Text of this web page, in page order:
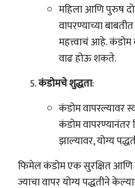
महिला आणि पुरुष
वापरण्याच्या
महत्त्वाचं आहे. कंडोम
वाढ होऊ शकते.
कंडोमचे शुद्धता:
कंडोम वापरल्यावर
कंडोम वापरण्यानंतर
झाल्यावर, योग्य
फिमेल कंडोम एक सुरक्षित आणि
ज्याचा वापर योग्य पद्धतीने